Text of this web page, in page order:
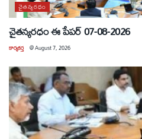
చైతన్యరధం
చైతన్యరధం ఈ పేపర్ 07-08-2026
కార్యకర్త @August 7, 2026